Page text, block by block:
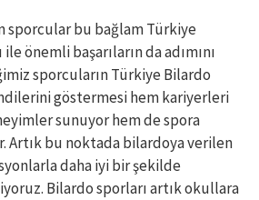
sporcular bu bağlam Türkiye
önemli başarıların da adımını
sporcuların Türkiye Bilardo
göstermesi hem kariyerleri
sunuyor hem de spora
Artık bu noktada bilardoya verilen
daha iyi bir şekilde
Bilardo sporları artık okullara